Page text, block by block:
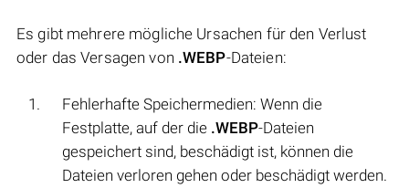
Es gibt mehrere mögliche Ursachen für den Verlust
oder das Versagen von .WEBP-Dateien:
Fehlerhafte Speichermedien: Wenn die
Festplatte, auf der die .WEBP-Dateien
gespeichert sind, beschädigt ist, können die
Dateien verloren gehen oder beschädigt werden.